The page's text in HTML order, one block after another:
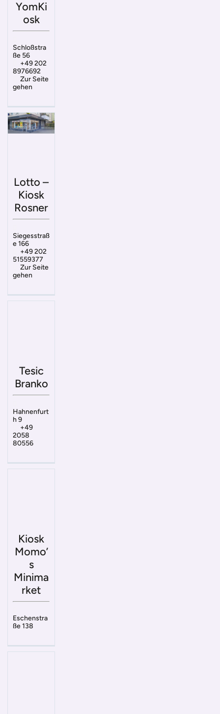
YomKi
osk
Schloßstra
ße 56
+49 202
8976692
Zur Seite
gehen
Lotto –
Kiosk
Rosner
Siegesstraß
e 166
+49 202
51559377
Zur Seite
gehen
Tesic
Branko
Hahnenfurt
h 9
+49
2058
80556
Kiosk
Momo’
s
Minima
rket
Eschenstra
ße 138